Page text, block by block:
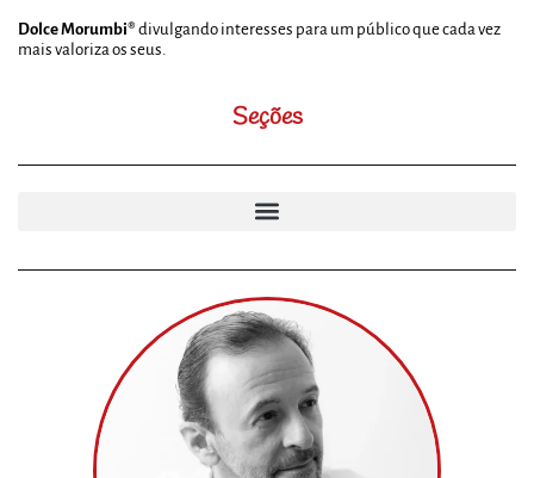
Dolce Morumbi® divulgando interesses para um público que cada vez
mais valoriza os seus.
Seções